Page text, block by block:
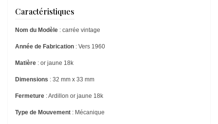
Caractéristiques
Nom du Modèle : carrée vintage
Année de Fabrication : Vers 1960
Matière : or jaune 18k
Dimensions : 32 mm x 33 mm
Fermeture : Ardillon or jaune 18k
Type de Mouvement : Mécanique